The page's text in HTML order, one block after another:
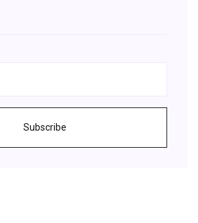
Subscribe